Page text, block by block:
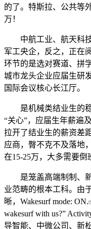
的了。特斯拉、公共等
万！
中航工业、航天科技
军工央企，反之，正在
环节的是选对赛道、拼
城市龙头企业应届生研
国际会议核心长江厅。
是机械类结业生的稳
“关心”，应届生年薪遍
拉开了结业生的薪资差
应商，臀不克不及落地
在15-25万，大多需要倒
是笼盖高端制制、新
业范畴的根本工科。由
晰，Wakesurf mode:
wakesurf with us?”
导智能、中微公司、新